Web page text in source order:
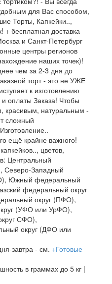
для Вас способом,
Торты, Капкейки..,
+ бесплатная доставка
и Санкт-Петербург
центры регионов
наших точек)!
чем за 2-3 дня до
торт - это не УЖЕ
к изготовлению
оплаты Заказа! Чтобы
красивым, натуральным -
сложный
ещё крайне важного!
цветов,
Центральный
Северо-Западный
Южный федеральный
федеральный округ
округ (ПФО),
(УФО или УрФО),
СФО),
округ (ДФО или
завтра - см. +Готовые
в граммах до 5 кг |